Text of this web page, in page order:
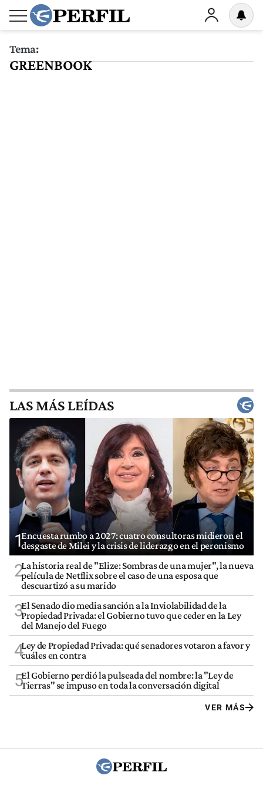
Tema:
GREENBOOK
LAS MÁS LEÍDAS
1Encuesta rumbo a 2027: cuatro consultoras midieron el
desgaste de Milei y la crisis de liderazgo en el peronismo
2La historia real de "Elize: Sombras de una mujer", la nueva
película de Netflix sobre el caso de una esposa que
descuartizó a su marido
3El Senado dio media sanción a la Inviolabilidad de la
Propiedad Privada: el Gobierno tuvo que ceder en la Ley
del Manejo del Fuego
4Ley de Propiedad Privada: qué senadores votaron a favor y
cuáles en contra
5El Gobierno perdió la pulseada del nombre: la "Ley de
Tierras" se impuso en toda la conversación digital
VER MÁS